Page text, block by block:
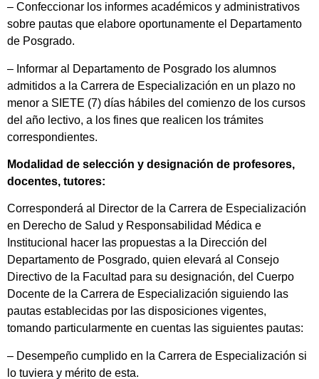
– Confeccionar los informes académicos y administrativos
sobre pautas que elabore oportunamente el Departamento
de Posgrado.
– Informar al Departamento de Posgrado los alumnos
admitidos a la Carrera de Especialización en un plazo no
menor a SIETE (7) días hábiles del comienzo de los cursos
del año lectivo, a los fines que realicen los trámites
correspondientes.
Modalidad de selección y designación de profesores,
docentes, tutores:
Corresponderá al Director de la Carrera de Especialización
en Derecho de Salud y Responsabilidad Médica e
Institucional hacer las propuestas a la Dirección del
Departamento de Posgrado, quien elevará al Consejo
Directivo de la Facultad para su designación, del Cuerpo
Docente de la Carrera de Especialización siguiendo las
pautas establecidas por las disposiciones vigentes,
tomando particularmente en cuentas las siguientes pautas:
– Desempeño cumplido en la Carrera de Especialización si
lo tuviera y mérito de esta.